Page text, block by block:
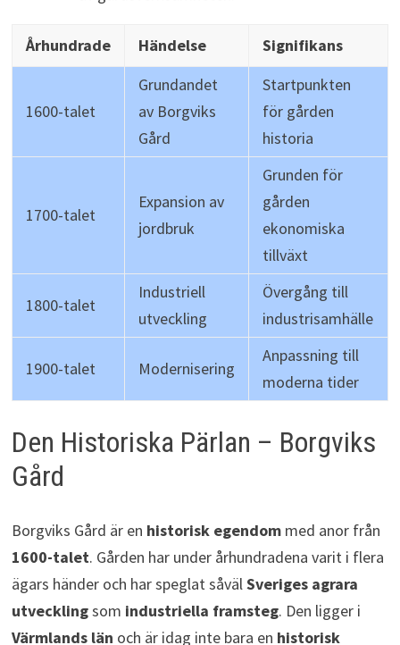
Århundrade Händelse Signifikans
1600-talet
Grundandet
av Borgviks
Gård
Startpunkten
för gården
historia
1700-talet
Expansion av
jordbruk
Grunden för
gården
ekonomiska
tillväxt
1800-talet
Industriell
utveckling
Övergång till
industrisamhälle
1900-talet Modernisering
Anpassning till
moderna tider
Den Historiska Pärlan – Borgviks
Gård
Borgviks Gård är en historisk egendommed anor från
1600-talet. Gården har under århundradena varit i flera
ägars händer och har speglat såvälSveriges agrara
utvecklingsom industriella framsteg. Den ligger i
Värmlands län och är idag inte bara en historisk